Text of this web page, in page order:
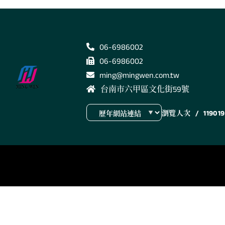
06-6986002
06-6986002
ming@mingwen.com.tw
台南市六甲區文化街59號
瀏覽人次 / 119019